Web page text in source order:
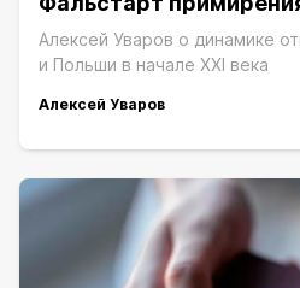
Алексей Уваров о динамике
и Польши в начале XXI века
Алексей Уваров